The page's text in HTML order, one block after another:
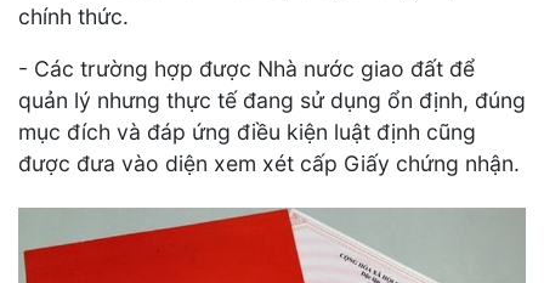
chính thức.
- Các trường hợp được Nhà nước giao đất để
quản lý nhưng thực tế đang sử dụng ổn định, đúng
mục đích và đáp ứng điều kiện luật định cũng
được đưa vào diện xem xét cấp Giấy chứng nhận.